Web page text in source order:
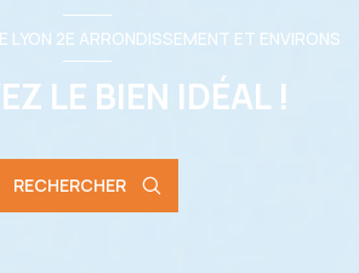
LYON 2E ARRONDISSEMENT ET ENVIRONS
LE BIEN IDÉAL !
RECHERCHER